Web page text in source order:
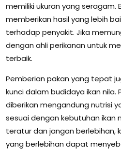
memiliki ukuran yang seragam.
memberikan hasil yang lebih
terhadap penyakit. Jika
dengan ahli perikanan untuk
terbaik.
Pemberian pakan yang tepat
kunci dalam budidaya ikan nila.
diberikan mengandung nutrisi
sesuai dengan kebutuhan ikan
teratur dan jangan berlebihan,
yang berlebihan dapat